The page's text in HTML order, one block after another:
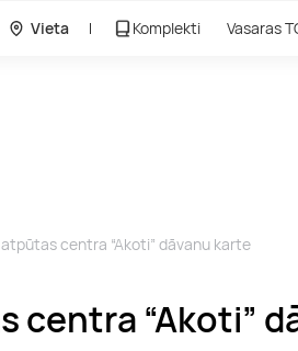
Vieta Komplekti Vasaras
centra “Akoti” dāvanu karte
centra “Akoti”